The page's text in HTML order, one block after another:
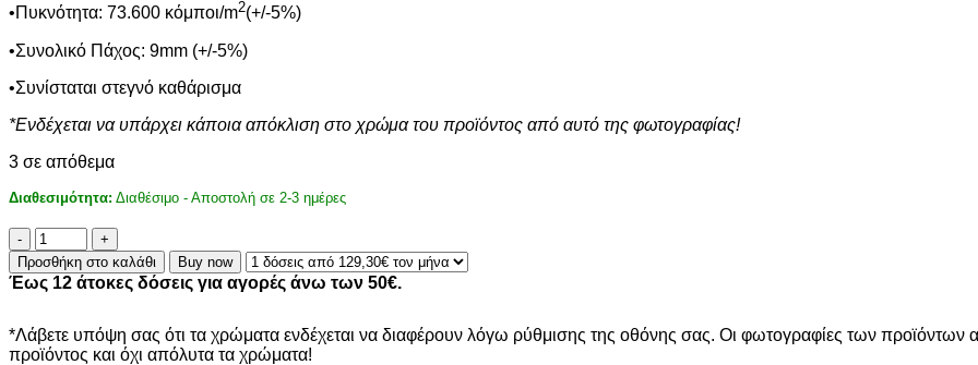
•Πυκνότητα: 73.600 κόμποι/m2(+/-5%)
•Συνολικό Πάχος: 9mm (+/-5%)
•Συνίσταται στεγνό καθάρισμα
*Ενδέχεται να υπάρχει κάποια απόκλιση στο χρώμα του προϊόντος από αυτό της φωτογραφίας!
3 σε απόθεμα
Διαθεσιμότητα: Διαθέσιμο - Αποστολή σε 2-3 ημέρες
ΧΑΛΙ
CANVAS
1065B
-
NewPlan
ποσότητα
Προσθήκη στο καλάθι Buy now
Έως 12 άτοκες δόσεις για αγορές άνω των 50€.
*Λάβετε υπόψη σας ότι τα χρώματα ενδέχεται να διαφέρουν λόγω ρύθμισης της οθόνης σας. Οι φωτογραφίες των προϊόντων
προϊόντος και όχι απόλυτα τα χρώματα!